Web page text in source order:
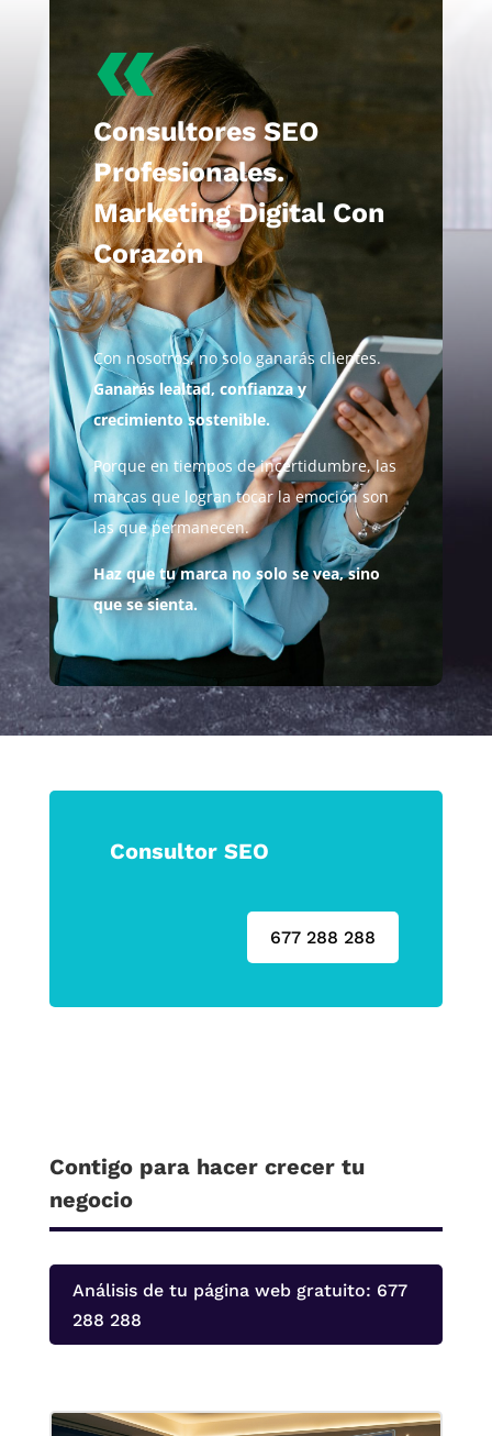
«
Consultores SEO
Profesionales.
Marketing Digital Con
Corazón
Con nosotros, no solo ganarás clientes.
Ganarás lealtad, confianza y
crecimiento sostenible.
Porque en tiempos de incertidumbre, las
marcas que logran tocar la emoción son
las que permanecen.
Haz que tu marca no solo se vea, sino
que se sienta.
Consultor SEO
677 288 288
Contigo para hacer crecer tu
negocio
Análisis de tu página web gratuito: 677
288 288